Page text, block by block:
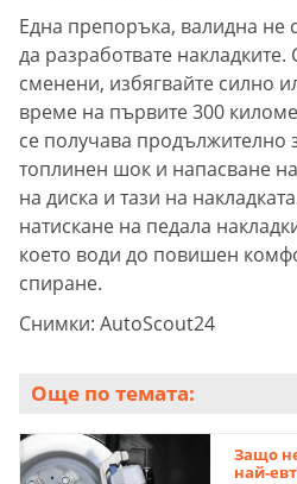
Една препоръка, валидна не
да разработвате накладките.
сменени, избягвайте силно
време на първите 300
се получава продължително
топлинен шок и напасване
на диска и тази на
натискане на педала
което води до повишен
спиране.
Снимки: AutoScout24
Още по темата:
Защо
най-